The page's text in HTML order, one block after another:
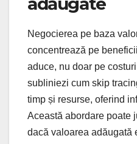
Negocierea pe baza
concentrează pe
aduce, nu doar pe
subliniezi cum skip
timp și resurse, oferind
Această abordare poate
dacă valoarea adăugată